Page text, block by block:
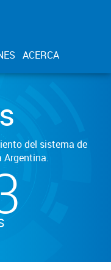
ACERCA
del sistema de
Argentina.